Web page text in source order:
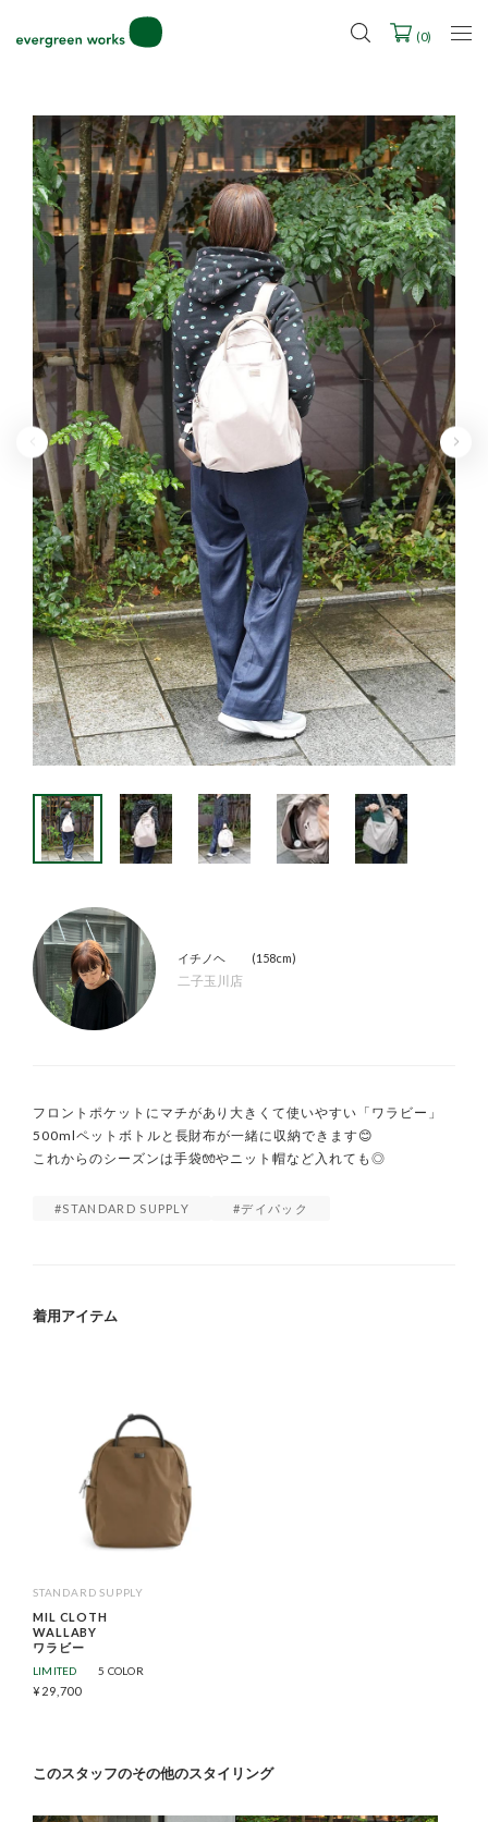
2027年ご入学用ランドセル受注会スケジュール
(0)
イチノヘ
二子玉川店
158cm
フロントポケットにマチがあり大きくて使いやすい「ワラビー」
500mlペットボトルと長財布が一緒に収納できます😊
これからのシーズンは手袋🧤やニット帽など入れても◎
STANDARD SUPPLY デイパック
着用アイテム
STANDARD SUPPLY
MIL CLOTH
WALLABY
ワラビー
LIMITED 5 COLOR
¥29,700
このスタッフのその他のスタイリング